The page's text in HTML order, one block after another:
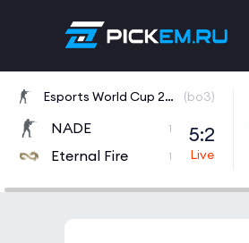
Esports World Cup 2026 Open Qualifier (bo3)
NADE 1
Eternal Fire 1
5:2